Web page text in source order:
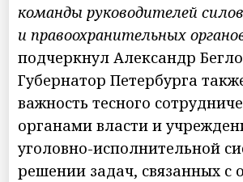
команды руководителей
и правоохранительных
подчеркнул Александр
Губернатор Петербурга
важность тесного
органами власти и
уголовно-исполнительной
решении задач, связанных с